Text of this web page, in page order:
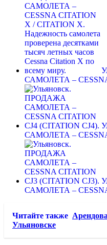
САМОЛЕТА –
САМОЛЕТА –
САМОЛЕТА –
Читайте также
Ульяновске